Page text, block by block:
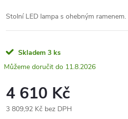
Stolní LED lampa s ohebným ramenem.
Skladem 3 ks
11.8.2026
4 610 Kč
3 809,92 Kč bez DPH